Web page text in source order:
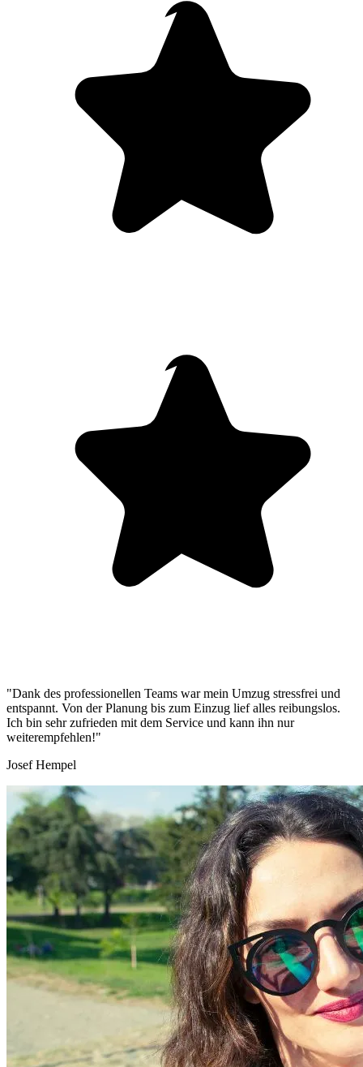
"Dank des professionellen Teams war mein Umzug stressfrei und
entspannt. Von der Planung bis zum Einzug lief alles reibungslos.
Ich bin sehr zufrieden mit dem Service und kann ihn nur
weiterempfehlen!"
Josef Hempel